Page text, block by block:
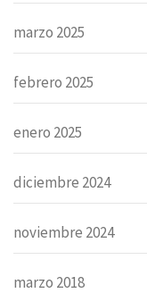
marzo 2025
febrero 2025
enero 2025
diciembre 2024
noviembre 2024
marzo 2018